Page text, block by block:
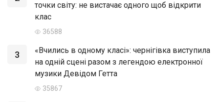
точки світу: не вистачає одного щоб відкрити
клас
36588
3
«Вчились в одному класі»: чернігівка виступила
на одній сцені разом з легендою електронної
музики Девідом Гетта
35867